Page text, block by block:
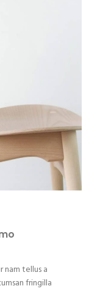
nam tellus a
fringilla